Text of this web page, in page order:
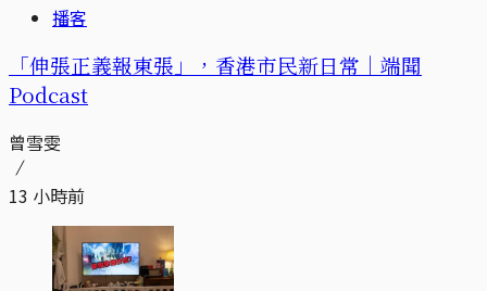
播客
「伸張正義報東張」，香港市民新日常｜端聞
Podcast
曾雪雯
13 小時前